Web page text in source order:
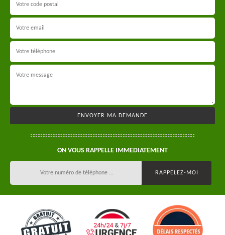
ON VOUS RAPPELLE IMMEDIATEMENT